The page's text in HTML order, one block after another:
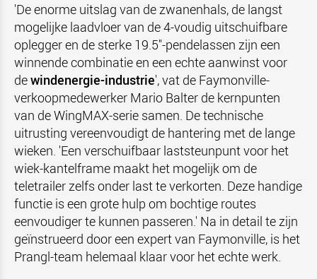
'De enorme uitslag van de zwanenhals, de langst
mogelijke laadvloer van de 4-voudig uitschuifbare
oplegger en de sterke 19.5"-pendelassen zijn een
winnende combinatie en een echte aanwinst voor
dewindenergie-industrie', vat de Faymonville-
verkoopmedewerker Mario Balter de kernpunten
van de WingMAX-serie samen. De technische
uitrusting vereenvoudigt de hantering met de lange
wieken. 'Een verschuifbaar laststeunpunt voor het
wiek-kantelframe maakt het mogelijk om de
teletrailer zelfs onder last te verkorten. Deze handige
functie is een grote hulp om bochtige routes
eenvoudiger te kunnen passeren.' Na in detail te zijn
geïnstrueerd door een expert van Faymonville, is het
Prangl-team helemaal klaar voor het echte werk.